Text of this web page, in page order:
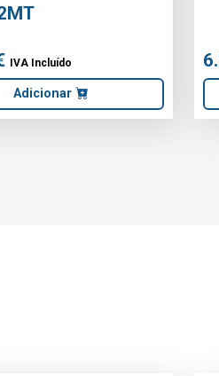
PAINEL LED REDONDO 24W
23.37€IVA Incluído